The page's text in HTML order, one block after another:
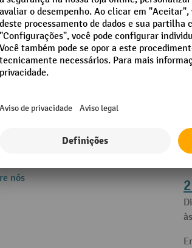
e ajuda
nós